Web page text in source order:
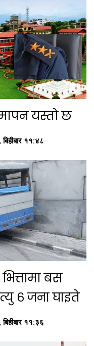
यस्तो छ
११:४८
बस
६ जना घाइते
११:३६